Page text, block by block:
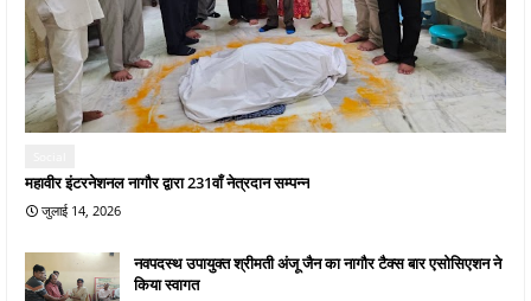
महावीर इंटरनेशनल नागौर द्वारा 231वाँ नेत्रदान सम्पन्न
जुलाई 14, 2026
नवपदस्थ उपायुक्त श्रीमती अंजू जैन का नागौर टैक्स बार एसोसिएशन ने
किया स्वागत